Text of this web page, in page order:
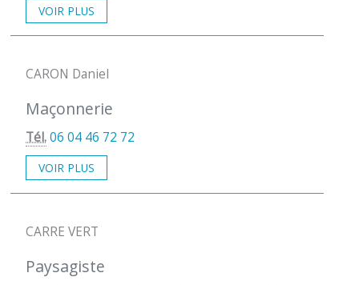
VOIR PLUS
CARON Daniel
Maçonnerie
Tél.06 04 46 72 72
VOIR PLUS
CARRE VERT
Paysagiste